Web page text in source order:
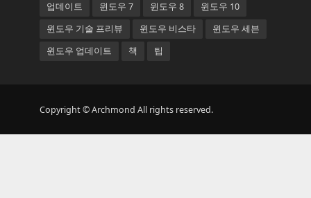
업데이트
윈도우 7 윈도우 8
윈도우 10
윈도우 기술 프리뷰
윈도우 비스타
윈도우 세븐
윈도우 업데이트
책 팁
Copyright © Archmond All rights reserved.